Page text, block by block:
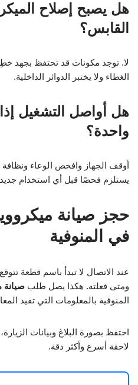
هل يصبح إصلاح
القابس؟
لا. توجد مكونات قد تحتفظ بجهد
الغطاء ولا يختبر الدوائر الداخلية.
هل أواصل التشغيل
واحدة؟
أوقف الجهاز وافحص الوعاء
يستلزم فحصًا قبل أي استخدام
حجز صيانة
في المنوفية
عند الاتصال لا تبدأ باسم قطعة
ومتى فعلته. هكذا يصل طلب صيانة
المنوفية بالمعلومات التي تفيد
احتفظ بصورة البلاغ وبيانات
لاحقة أسرع وأكثر دقة.